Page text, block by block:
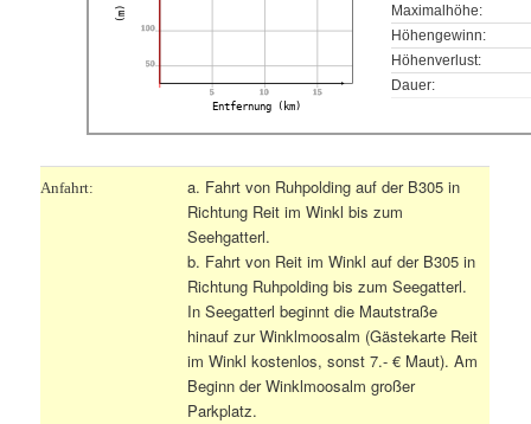
50
100
5 10 15
Entfernung (km)
(m)
Maximalhöhe:
Höhengewinn:
Höhenverlust:
Dauer:
Anfahrt:
a. Fahrt von Ruhpolding auf der B305 in
Richtung Reit im Winkl bis zum
Seehgatterl.
b. Fahrt von Reit im Winkl auf der B305 in
Richtung Ruhpolding bis zum Seegatterl.
In Seegatterl beginnt die Mautstraße
hinauf zur Winklmoosalm (Gästekarte Reit
im Winkl kostenlos, sonst 7.- € Maut). Am
Beginn der Winklmoosalm großer
Parkplatz.